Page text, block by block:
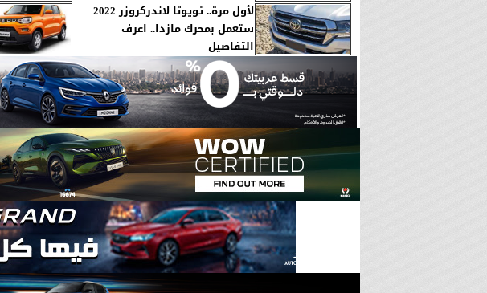
لأول مرة.. تويوتا لاندركروزر 2022
ستعمل بمحرك مازدا.. اعرف
التفاصيل